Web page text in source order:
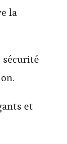
la
sécurité
et